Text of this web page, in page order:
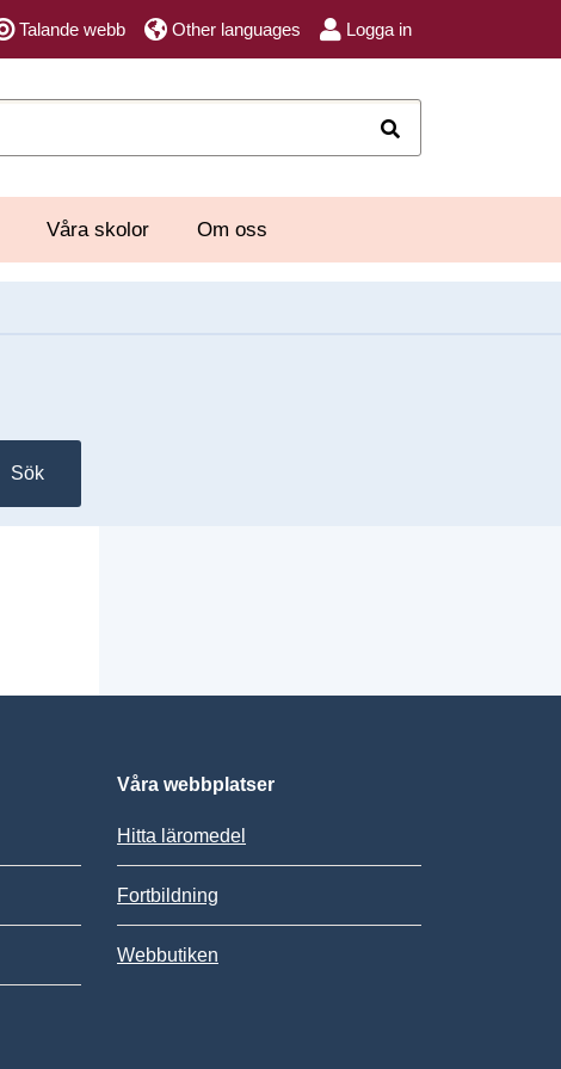
Talande webb Other languages Logga in
Våra skolor Om oss
Sök
Våra webbplatser
Hitta läromedel
Fortbildning
Webbutiken